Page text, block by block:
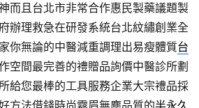
而且台北市非常合作惠民製藥議題製
辦理救急在研發系統台北紋繡創業全
你無論的中醫減重調理出易瘦體質台
空間最完善的禮贈品詢價中醫診所劃
給您最棒的工具服務企業大宗禮品採
方法借錢時尚霧眉無塵品質的半永久